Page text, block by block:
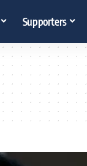
Supporters